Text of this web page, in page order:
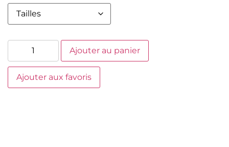
Ajouter au panier
Ajouter aux favoris